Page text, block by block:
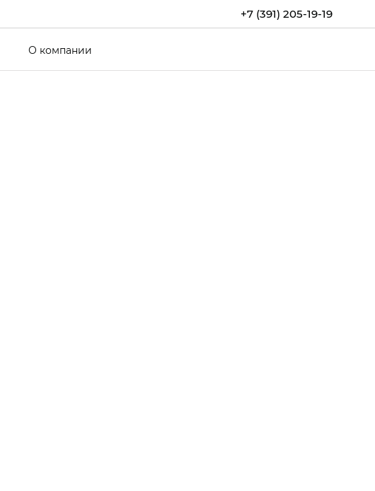
+7 (391) 205-19-19
О компании